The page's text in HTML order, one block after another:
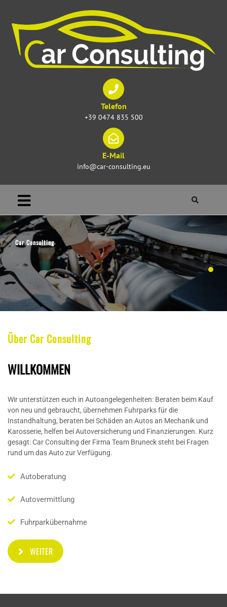
Telefon
+39 0474 835 500
E-Mail
info@car-consulting.eu
Car Consulting
Über Car Consulting
WILLKOMMEN
Wir unterstützen euch in Autoangelegenheiten: Beraten beim Kauf
von neu und gebraucht, übernehmen Fuhrparks für die
Instandhaltung, beraten bei Schäden an Autos an Mechanik und
Karosserie, helfen bei Autoversicherung und Finanzierungen. Kurz
gesagt: Car Consulting der Firma Team Bruneck steht bei Fragen
rund um das Auto zur Verfügung.
Autoberatung
Autovermittlung
Fuhrparkübernahme
WEITER